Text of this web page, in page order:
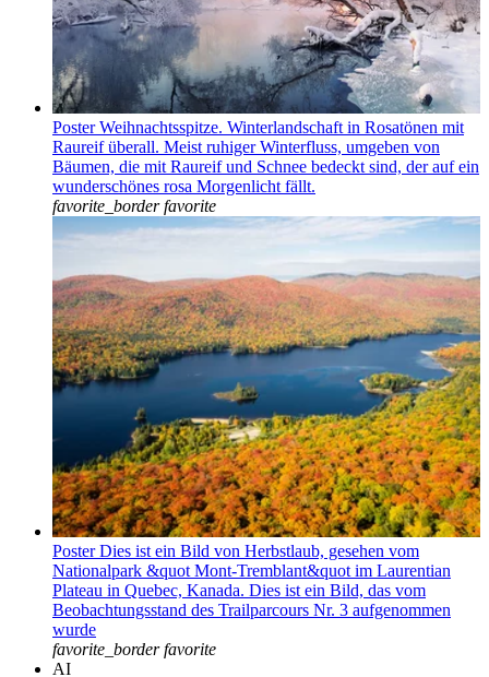
Poster Weihnachtsspitze. Winterlandschaft in Rosatönen mit
Raureif überall. Meist ruhiger Winterfluss, umgeben von
Bäumen, die mit Raureif und Schnee bedeckt sind, der auf ein
wunderschönes rosa Morgenlicht fällt.
favorite_border favorite
Poster Dies ist ein Bild von Herbstlaub, gesehen vom
Nationalpark &quot Mont-Tremblant&quot im Laurentian
Plateau in Quebec, Kanada. Dies ist ein Bild, das vom
Beobachtungsstand des Trailparcours Nr. 3 aufgenommen
wurde
favorite_border favorite
AI